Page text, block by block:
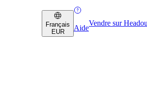
Français
EUR
Aide
Vendre sur